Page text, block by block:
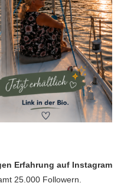
Erfahrung auf Instagram
25.000 Followern.